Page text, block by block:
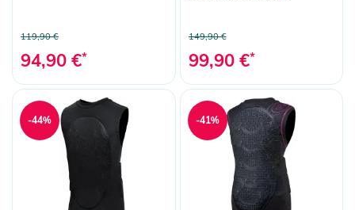
119,90 €
94,90 €*
149,90 €
99,90 €*
-44% -41%